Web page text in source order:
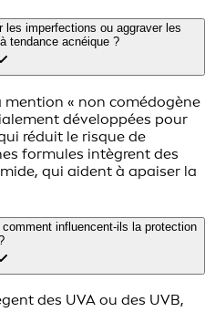
les imperfections ou aggraver les
tendance acnéique ?
mention « non comédogène
développées pour
réduit le risque de
formules intègrent des
qui aident à apaiser la
influencent‑ils la protection
des UVA ou des UVB,